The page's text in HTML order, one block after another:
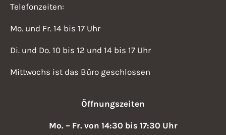
Telefonzeiten:
Mo. und Fr. 14 bis 17 Uhr
Di. und Do. 10 bis 12 und 14 bis 17 Uhr
Mittwochs ist das Büro geschlossen
Öffnungszeiten
Mo. – Fr. von 14:30 bis 17:30 Uhr